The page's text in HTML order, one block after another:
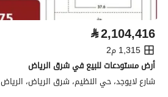
⃁2,104,416
1,315 م2
أرض مستودعات للبيع في شرق الرياض
شارع لايوجد، حي النظيم، شرق الرياض، الرياض